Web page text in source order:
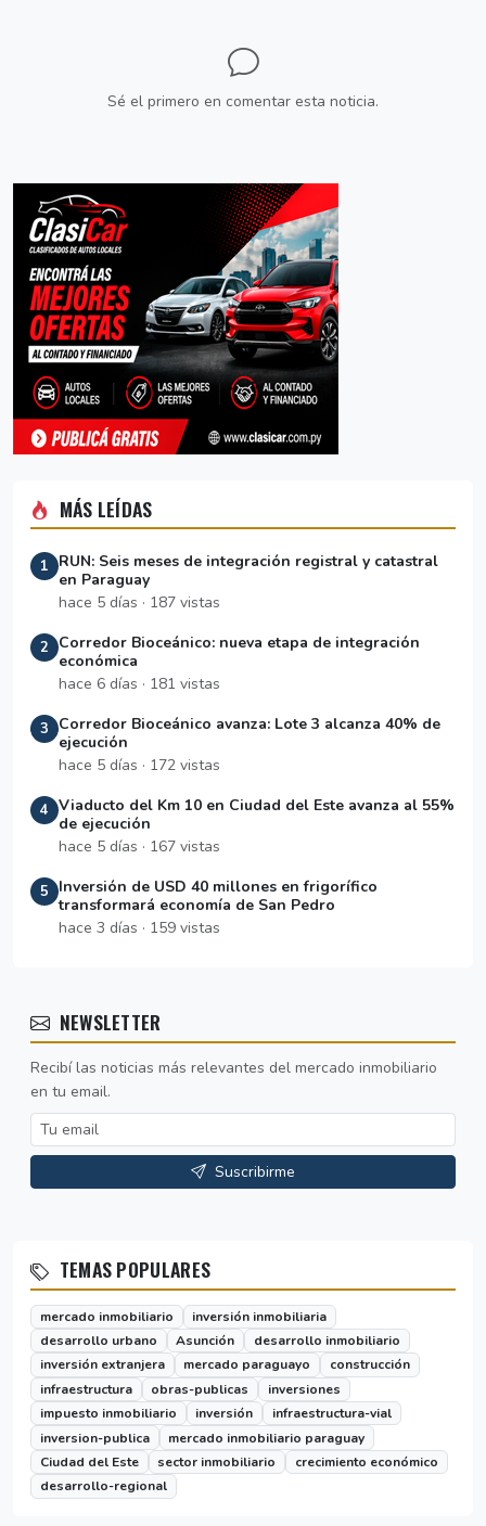
Sé el primero en comentar esta noticia.
MÁS LEÍDAS
1
RUN: Seis meses de integración registral y catastral
en Paraguay
hace 5 días · 187 vistas
2
Corredor Bioceánico: nueva etapa de integración
económica
hace 6 días · 181 vistas
3
Corredor Bioceánico avanza: Lote 3 alcanza 40% de
ejecución
hace 5 días · 172 vistas
4 Viaducto del Km 10 en Ciudad del Este avanza al 55%
de ejecución
hace 5 días · 167 vistas
5
Inversión de USD 40 millones en frigorífico
transformará economía de San Pedro
hace 3 días · 159 vistas
NEWSLETTER
Recibí las noticias más relevantes del mercado inmobiliario
en tu email.
Suscribirme
TEMAS POPULARES
mercado inmobiliario
inversión inmobiliaria
desarrollo urbano
Asunción
desarrollo inmobiliario
inversión extranjera
mercado paraguayo
construcción
infraestructura
obras-publicas
inversiones
impuesto inmobiliario
inversión
infraestructura-vial
inversion-publica
mercado inmobiliario paraguay
Ciudad del Este
sector inmobiliario
crecimiento económico
desarrollo-regional